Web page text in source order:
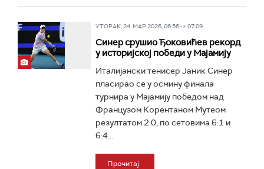
УТОРАК, 24. МАР 2026, 06:56 -> 07:09
Синер срушио Ђоковићев рекорд
у историјској победи у Мајамију
Италијански тенисер Јаник Синер
пласирао се у осмину финала
турнира у Мајамију победом над
Французом Корентаном Мутеом
резултатом 2:0, по сетовима 6:1 и
6:4...
Прочитај